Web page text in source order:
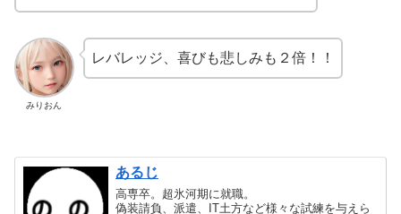
みりおん
レバレッジ、喜びも悲しみも２倍！！
あるじ
高専卒。超氷河期に就職。
偽装請負、派遣、IT土方など様々な試練を与えら